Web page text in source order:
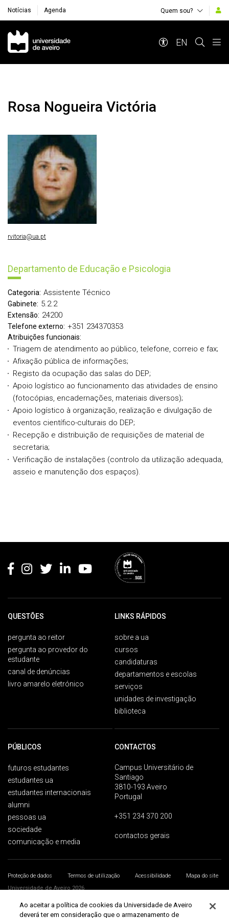
Notícias Agenda Quem sou?
Navegação Principal
EN
Rosa Nogueira Victória
Departamento de Educação e Psicologia
Categoria: Assistente Técnico
Gabinete: 5.2.2
Extensão: 24200
Telefone externo: +351 234370353
Atribuições funcionais:
Triagem de atendimento ao público, telefone, correio e fax;
Afixação pública de informações;
Registo da ocupação das salas do DEP;
Apoio logístico ao funcionamento das atividades de ensino
(fotocópias, encadernações, materiais diversos);
Apoio logístico à organização, realização e divulgação de
eventos científico-culturais do DEP;
Recepção e distribuição de requisições de material de
secretaria;
Verificação de instalações (controlo da utilização adequada,
asseio e manutenção dos espaços).
rvitoria@ua.pt
QUESTÕES
pergunta ao reitor
pergunta ao provedor do
estudante
canal de denúncias
livro amarelo eletrónico
LINKS RÁPIDOS
sobre a ua
cursos
candidaturas
departamentos e escolas
serviços
unidades de investigação
biblioteca
PÚBLICOS
futuros estudantes
estudantes ua
estudantes internacionais
alumni
pessoas ua
sociedade
comunicação e media
CONTACTOS
Campus Universitário de
Santiago
3810-193 Aveiro
Portugal
+351 234 370 200
contactos gerais
Proteção de dados Termos de utilização Acessibilidade
Mapa do site
Universidade de Aveiro 2026
Ao aceitar a política de cookies da Universidade de Aveiro
deverá ter em consideração que o armazenamento de